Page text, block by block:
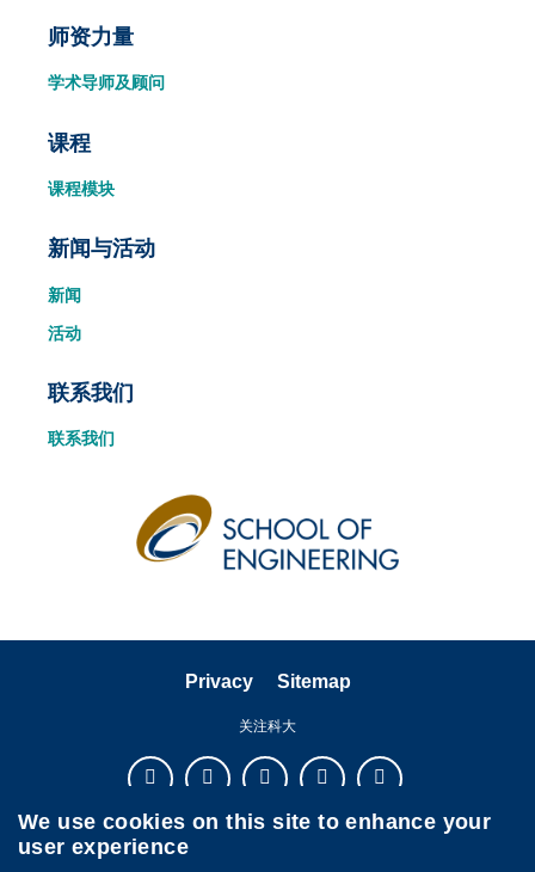
师资力量
学术导师及顾问
课程
课程模块
新闻与活动
新闻
活动
联系我们
联系我们
Privacy Sitemap
关注科大
We use cookies on this site to enhance your
user experience